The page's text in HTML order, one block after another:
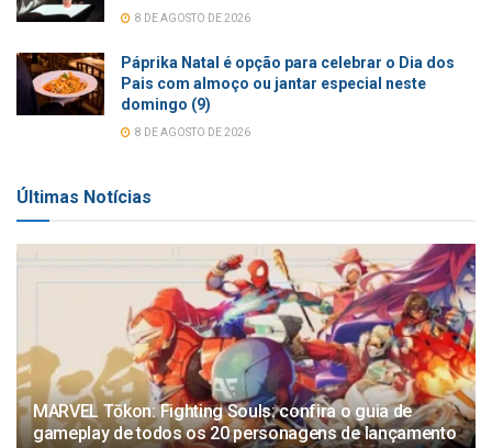
8 DE AGOSTO DE 2026
Páprika Natal é opção para celebrar o Dia dos
Pais com almoço ou jantar especial neste
domingo (9)
8 DE AGOSTO DE 2026
Últimas Notícias
MARVEL Tōkon: Fighting Souls: confira o guia de
gameplay de todos os 20 personagens de lançamento